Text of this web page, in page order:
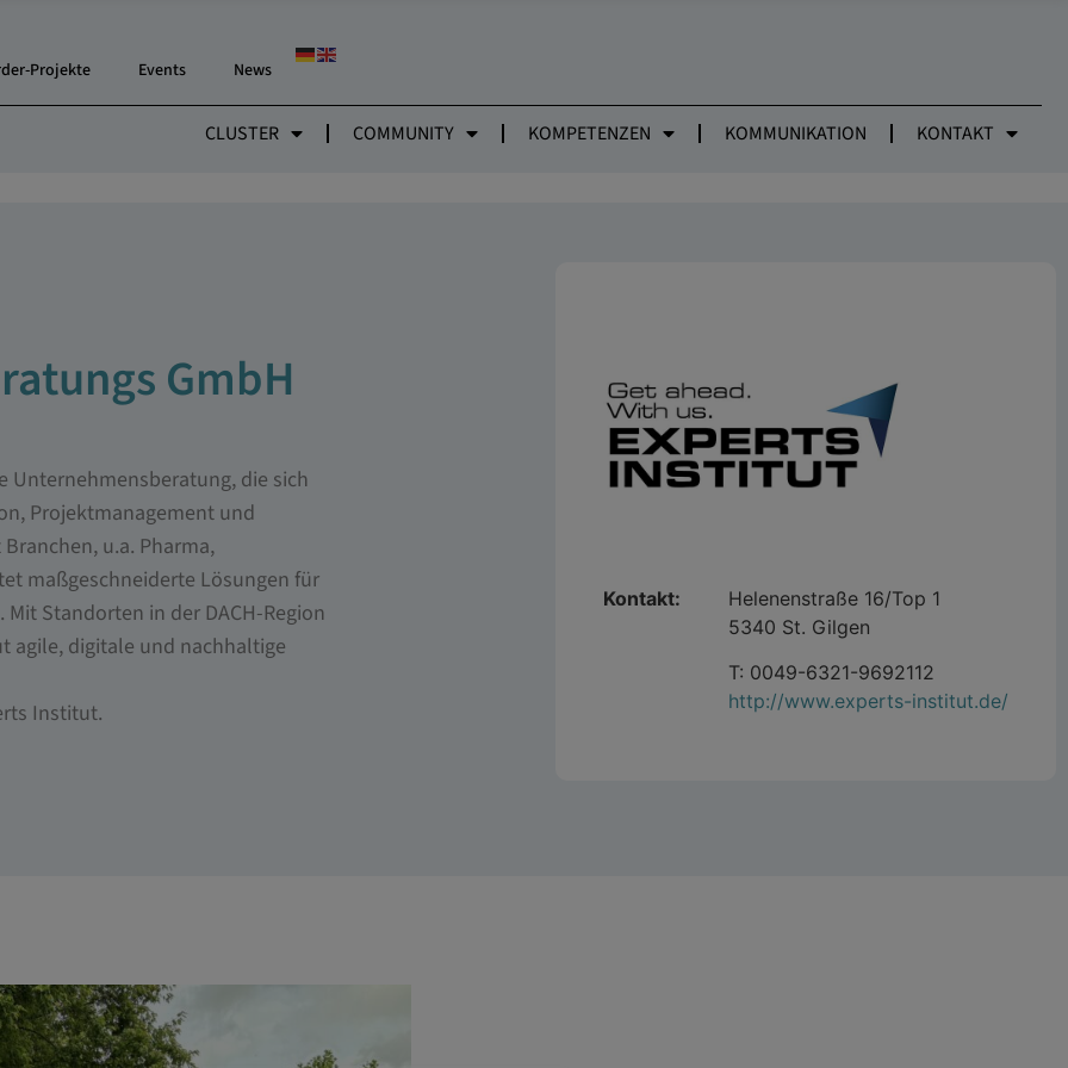
Projekte Events News
CLUSTER COMMUNITY KOMPETENZEN KOMMUNIKATION KONTAKT
GmbH
Unternehmensberatung, die sich
Projektmanagement und
u.a. Pharma,
maßgeschneiderte Lösungen für
Standorten in der DACH-Region
agile, digitale und nachhaltige
Institut.
Kontakt:
Helenenstraße 16/Top 1
5340 St. Gilgen
T: 0049-6321-9692112
http://www.experts-institut.de/